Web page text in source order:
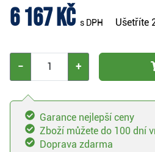
6 167 Kč s DPH Ušetříte
− +
Garance nejlepší ceny
Zboží můžete do 100 dní
Doprava zdarma